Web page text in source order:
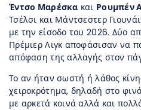
Έντσο Μαρέσκα και Ρουμπέν
Τσέλσι και Μάντσεστερ
με την είσοδο του 2026. Δύο
Πρέμιερ Λιγκ αποφάσισαν να
απόφαση της αλλαγής στον
Το αν ήταν σωστή ή λάθος
χειροκρότημα, δηλαδή στο
με αρκετά κοινά αλλά και